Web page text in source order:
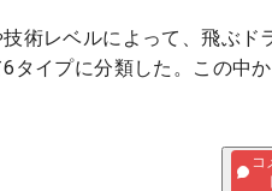
術レベルによって、飛ぶド
タイプに分類した。この中
コ